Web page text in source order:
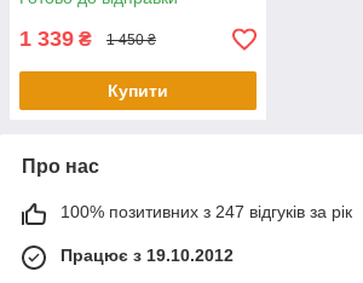
1 339 ₴ 1 450 ₴
Купити
Про нас
100% позитивних з 247 відгуків за рік
Працює з 19.10.2012